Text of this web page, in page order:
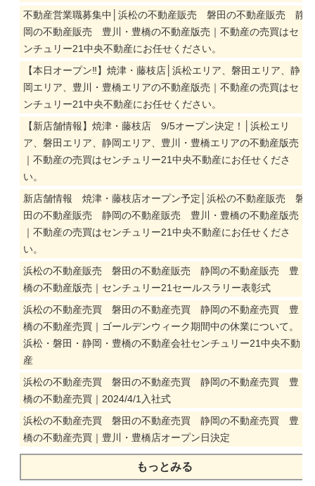
不動産営業職募集中│浜松の不動産販売 磐田の不動産販売 静
岡の不動産販売 豊川・豊橋の不動産版売｜不動産の売買はセ
ンチュリー21中央不動産にお任せください。
【本日オープン‼】焼津・藤枝店│浜松エリア、磐田エリア、静
岡エリア、豊川・豊橋エリアの不動産版売｜不動産の売買はセ
ンチュリー21中央不動産にお任せください。
【新店舗情報】焼津・藤枝店 9/5オープン決定！│浜松エリ
ア、磐田エリア、静岡エリア、豊川・豊橋エリアの不動産版売
｜不動産の売買はセンチュリー21中央不動産にお任せくださ
い。
新店舗情報 焼津・藤枝店オープン予定│浜松の不動産販売 磐
田の不動産販売 静岡の不動産販売 豊川・豊橋の不動産版売
｜不動産の売買はセンチュリー21中央不動産にお任せくださ
い。
浜松の不動産販売 磐田の不動産販売 静岡の不動産販売 豊
橋の不動産版売｜センチュリー21セールスラリー表彰式
浜松の不動産売買 磐田の不動産売買 静岡の不動産売買 豊
橋の不動産売買｜ゴールデンウィーク期間中の休業について。
浜松・磐田・静岡・豊橋の不動産会社センチュリー21中央不動
産
浜松の不動産売買 磐田の不動産売買 静岡の不動産売買 豊
橋の不動産売買｜2024/4/1入社式
浜松の不動産売買 磐田の不動産売買 静岡の不動産売買 豊
橋の不動産売買｜豊川・豊橋店オープン日決定
もっとみる